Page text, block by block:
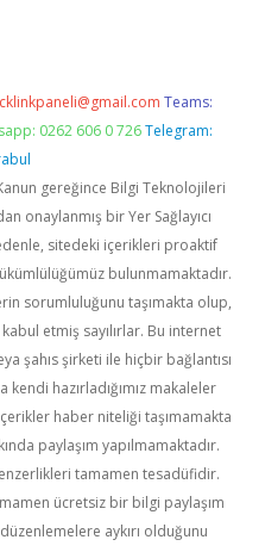
Teams:
0262 606 0 726 Telegram:
gereğince Bilgi Teknolojileri
onaylanmış bir Yer Sağlayıcı
sitedeki içerikleri proaktif
bulunmamaktadır.
sorumluluğunu taşımakta olup,
etmiş sayılırlar. Bu internet
şahıs şirketi ile hiçbir bağlantısı
kendi hazırladığımız makaleler
haber niteliği taşımamakta
paylaşım yapılmamaktadır.
tamamen tesadüfidir.
ücretsiz bir bilgi paylaşım
aykırı olduğunu